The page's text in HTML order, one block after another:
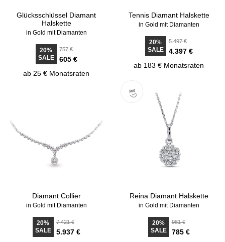
Glücksschlüssel Diamant
Halskette
in Gold mit Diamanten
20%
SALE
757 €
605 €
ab 25 € Monatsraten
Tennis Diamant Halskette
in Gold mit Diamanten
20%
SALE
5.497 €
4.397 €
ab 183 € Monatsraten
Diamant Collier
in Gold mit Diamanten
20%
SALE
7.421 €
5.937 €
Reina Diamant Halskette
in Gold mit Diamanten
20%
SALE
981 €
785 €